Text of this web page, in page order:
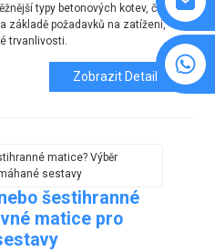
typy betonových kotev, čím
základě požadavků na zatížení,
trvanlivosti.
Zobrazit Detail
šestihranné
matice pro